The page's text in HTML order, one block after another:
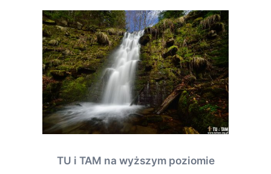
TU i TAM na wyższym poziomie